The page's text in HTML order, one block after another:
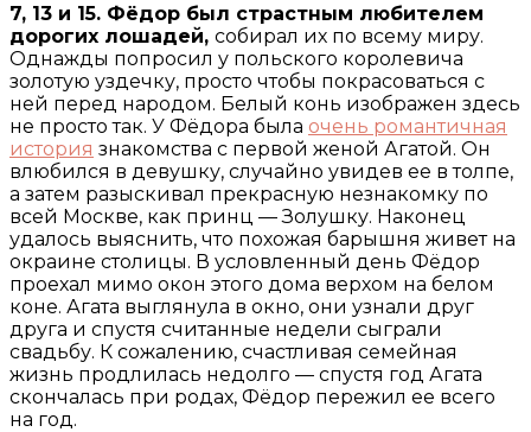
7, 13 и 15. Фёдор был страстным любителем
дорогих лошадей, собирал их по всему миру.
Однажды попросил у польского королевича
золотую уздечку, просто чтобы покрасоваться с
ней перед народом. Белый конь изображен здесь
не просто так. У Фёдора была очень романтичная
история знакомства с первой женой Агатой. Он
влюбился в девушку, случайно увидев ее в толпе,
а затем разыскивал прекрасную незнакомку по
всей Москве, как принц — Золушку. Наконец
удалось выяснить, что похожая барышня живет на
окраине столицы. В условленный день Фёдор
проехал мимо окон этого дома верхом на белом
коне. Агата выглянула в окно, они узнали друг
друга и спустя считанные недели сыграли
свадьбу. К сожалению, счастливая семейная
жизнь продлилась недолго — спустя год Агата
скончалась при родах, Фёдор пережил ее всего
на год.